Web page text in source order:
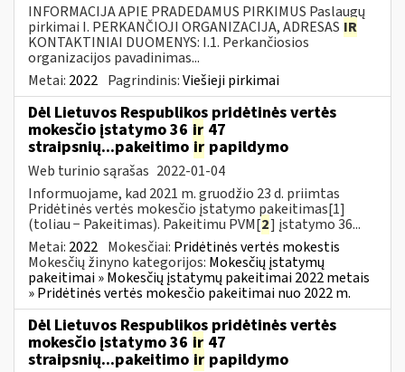
INFORMACIJA APIE PRADEDAMUS PIRKIMUS Paslaugų
pirkimai I. PERKANČIOJI ORGANIZACIJA, ADRESAS IR
KONTAKTINIAI DUOMENYS: I.1. Perkančiosios
organizacijos pavadinimas...
Metai: 2022 Pagrindinis:Viešieji pirkimai
Dėl Lietuvos Respublikos pridėtinės vertės
mokesčio įstatymo 36 ir 47
straipsnių...pakeitimo ir papildymo
Web turinio sąrašas 2022-01-04
Informuojame, kad 2021 m. gruodžio 23 d. priimtas
Pridėtinės vertės mokesčio įstatymo pakeitimas[1]
(toliau − Pakeitimas). Pakeitimu PVM[2] įstatymo 36...
Metai: 2022 Mokesčiai: Pridėtinės vertės mokestis
Mokesčių žinyno kategorijos: Mokesčių įstatymų
pakeitimai » Mokesčių įstatymų pakeitimai 2022 metais
» Pridėtinės vertės mokesčio pakeitimai nuo 2022 m.
Dėl Lietuvos Respublikos pridėtinės vertės
mokesčio įstatymo 36 ir 47
straipsnių...pakeitimo ir papildymo